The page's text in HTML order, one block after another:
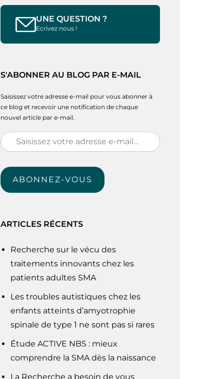
UNE QUESTION ?
Ecrivez nous !
S'ABONNER AU BLOG PAR E-MAIL
Saisissez votre adresse e-mail pour vous abonner à
ce blog et recevoir une notification de chaque
nouvel article par e-mail.
Saisissez
votre
adresse
mail…
ABONNEZ-VOUS
ARTICLES RÉCENTS
Recherche sur le vécu des
traitements innovants chez les
patients adultes SMA
Les troubles autistiques chez les
enfants atteints d’amyotrophie
spinale de type 1 ne sont pas si rares
Étude ACTIVE NBS : mieux
comprendre la SMA dès la naissance
La Recherche a besoin de vous